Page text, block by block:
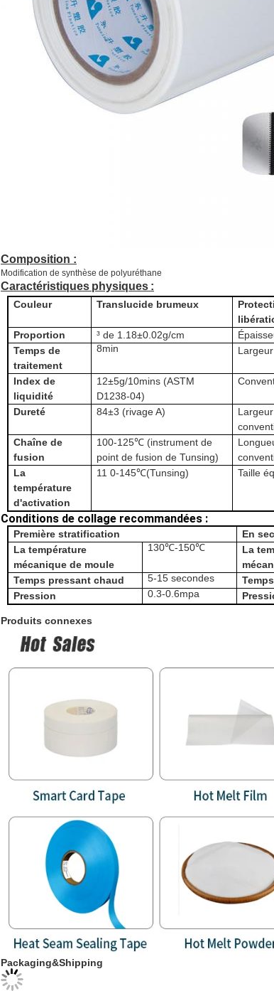
Composition :
Modification de synthèse de polyuréthane
Caractéristiques physiques :
Couleur Translucide brumeux
Proportion
³ de 1.18±0.02g/cm
Temps de
traitement
8min Largeur
Index de
liquidité
12±5g/10mins (ASTM
D1238-04)
Dureté
84±3 (rivage A)
Largeur
Chaîne de
fusion
100-125℃ (instrument de
point de fusion de Tunsing)
La
température
d'activation
11 0-145℃(Tunsing) Taille
Conditions de collage recommandées :
Première stratification
En
La température
mécanique de moule
130℃-150℃
La
Temps pressant chaud 5-15 secondes
Pression
0.3-0.6mpa
Produits connexes
Packaging&Shipping